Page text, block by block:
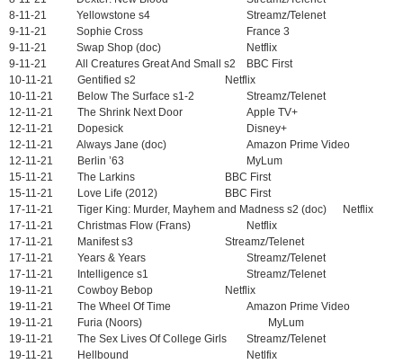
8-11-21 Yellowstone s4
Streamz/Telenet
9-11-21 Sophie Cross
France 3
9-11-21 Swap Shop (doc)
Netflix
9-11-21 All Creatures Great And Small s2
BBC First
10-11-21 Gentified s2
Netflix
10-11-21 Below The Surface s1-2
Streamz/Telenet
12-11-21 The Shrink Next Door
Apple TV+
12-11-21 Dopesick
Disney+
12-11-21 Always Jane (doc)
Amazon Prime Video
12-11-21 Berlin ’63
MyLum
15-11-21 The Larkins
BBC First
15-11-21 Love Life (2012)
BBC First
17-11-21 Tiger King: Murder, Mayhem and Madness s2 (doc) Netflix
17-11-21 Christmas Flow (Frans)
Netflix
17-11-21 Manifest s3
Streamz/Telenet
17-11-21 Years & Years
Streamz/Telenet
17-11-21 Intelligence s1
Streamz/Telenet
19-11-21 Cowboy Bebop
Netflix
19-11-21 The Wheel Of Time
Amazon Prime Video
19-11-21 Furia (Noors)
MyLum
19-11-21 The Sex Lives Of College Girls
Streamz/Telenet
19-11-21 Hellbound
Netlfix